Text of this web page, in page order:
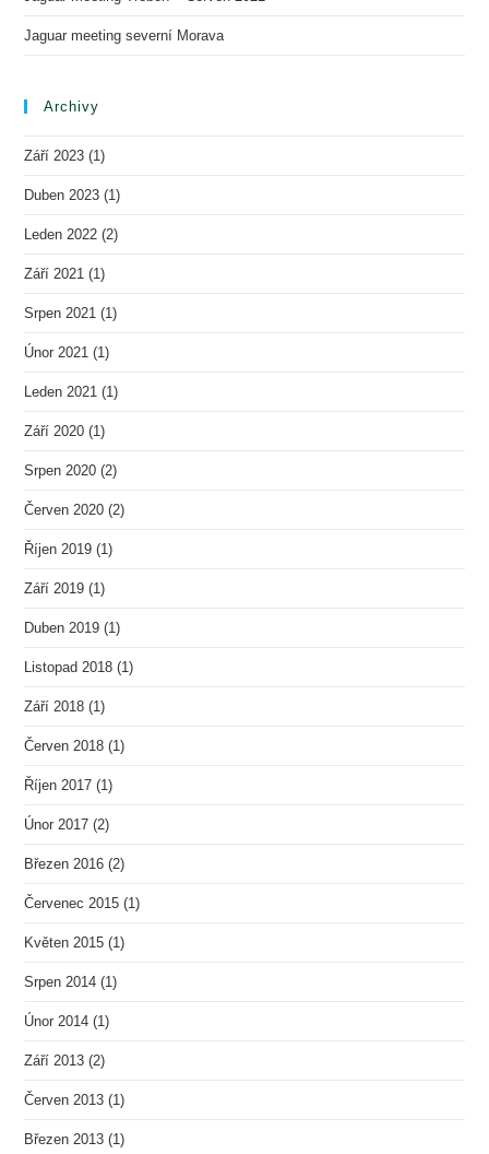
Jaguar meeting severní Morava
Archivy
Září 2023 (1)
Duben 2023 (1)
Leden 2022 (2)
Září 2021 (1)
Srpen 2021 (1)
Únor 2021 (1)
Leden 2021 (1)
Září 2020 (1)
Srpen 2020 (2)
Červen 2020 (2)
Říjen 2019 (1)
Září 2019 (1)
Duben 2019 (1)
Listopad 2018 (1)
Září 2018 (1)
Červen 2018 (1)
Říjen 2017 (1)
Únor 2017 (2)
Březen 2016 (2)
Červenec 2015 (1)
Květen 2015 (1)
Srpen 2014 (1)
Únor 2014 (1)
Září 2013 (2)
Červen 2013 (1)
Březen 2013 (1)